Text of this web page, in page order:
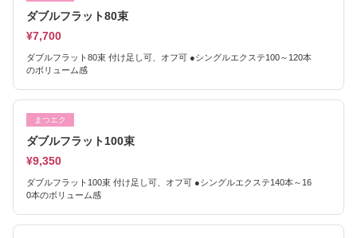
ダブルフラット80束
¥7,700
ダブルフラット80束 付け足し可、オフ可 ●シングルエクステ100～120本
のボリューム感
まつエク
ダブルフラット100束
¥9,350
ダブルフラット100束 付け足し可、オフ可 ●シングルエクステ140本～16
0本のボリューム感